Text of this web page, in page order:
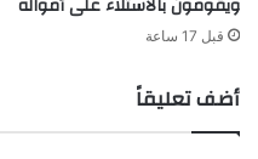
قبل 17 ساعة
أضف تعليقاً